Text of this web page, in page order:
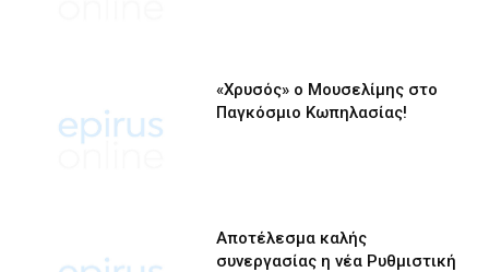
«Χρυσός» ο Μουσελίμης στο
Παγκόσμιο Κωπηλασίας!
Αποτέλεσμα καλής
συνεργασίας η νέα Ρυθμιστική